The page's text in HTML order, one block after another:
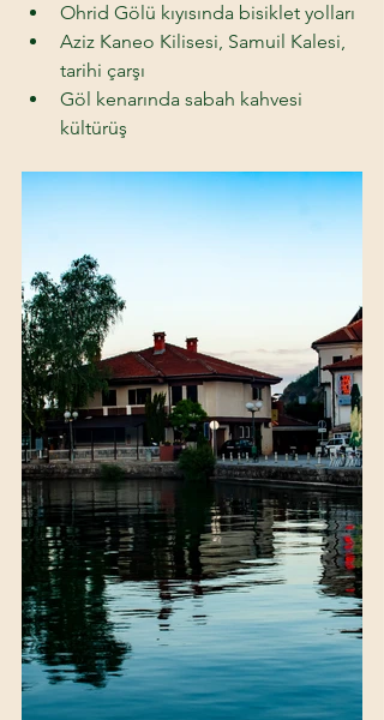
Ohrid Gölü kıyısında bisiklet yolları
Aziz Kaneo Kilisesi, Samuil Kalesi,
tarihi çarşı
Göl kenarında sabah kahvesi
kültürüş